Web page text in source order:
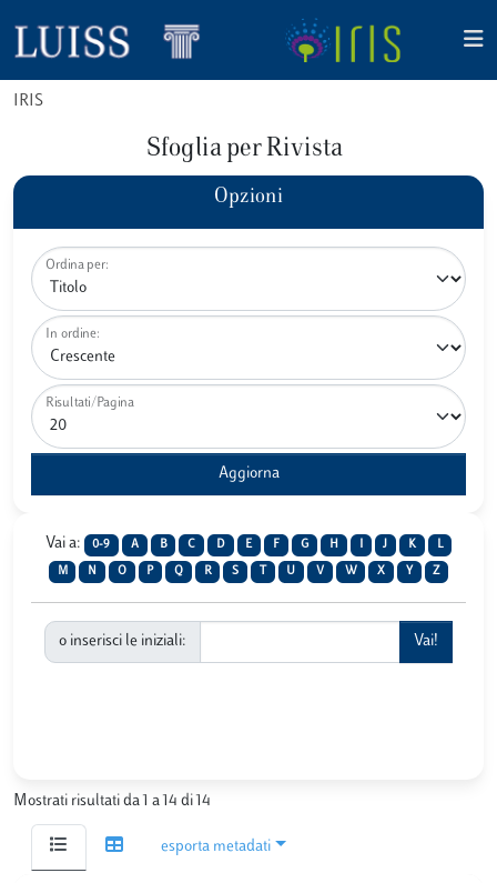
IRIS
Sfoglia per Rivista
Opzioni
Ordina per:
In ordine:
Risultati/Pagina
Vai a: 0-9 A B C D E F G H J K L
M N O P Q R S U V W X Y Z
o inserisci le iniziali:
Mostrati risultati da 1 a 14 di 14
esporta metadati